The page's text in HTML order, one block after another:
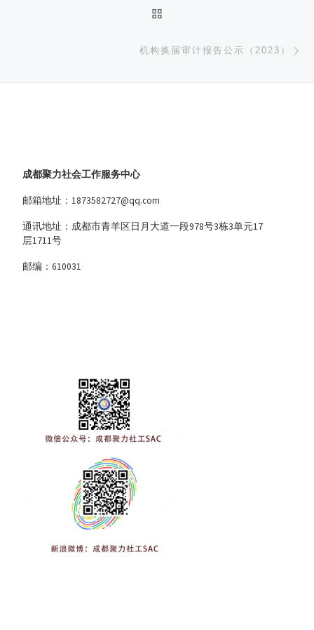
机构换届审计报告公示（2023）
成都聚力社会工作服务中心
邮箱地址：1873582727@qq.com
通讯地址：成都市青羊区日月大道一段978号3栋3单元17
层1711号
邮编：610031